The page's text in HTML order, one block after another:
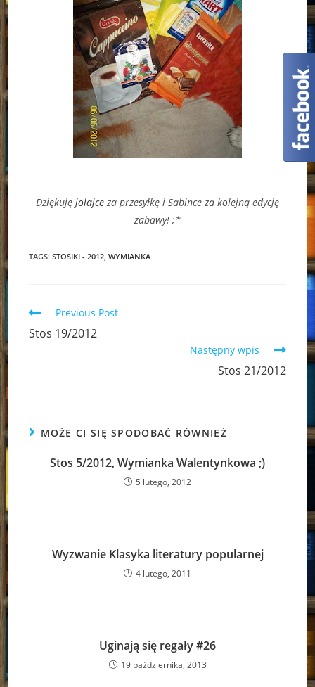
Dziękuję jolajce za przesyłkę i Sabince za kolejną edycję
zabawy! ;*
TAGS:STOSIKI - 2012 WYMIANKA
Read
articles
Previous Post
Stos 19/2012
Następny wpis
Stos 21/2012
MOŻE CI SIĘ SPODOBAĆ RÓWNIEŻ
Stos 5/2012, Wymianka Walentynkowa ;)
5 lutego, 2012
Wyzwanie Klasyka literatury popularnej
4 lutego, 2011
Uginają się regały #26
19 października, 2013